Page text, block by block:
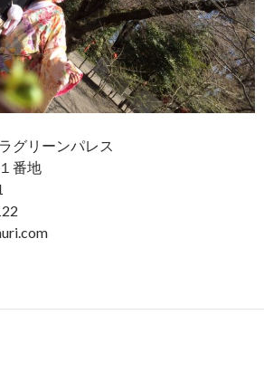
グリーンパレス
番地